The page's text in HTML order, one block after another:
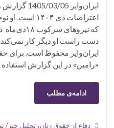
ایران‌وایر
که نیروهای
دست راست او دیگر کار
ایران‌وایر محفوظ است. برای
«رامین» در این گزارش
ادامه‌ی مطلب
دفاع از حقوق زنان، تحلیل